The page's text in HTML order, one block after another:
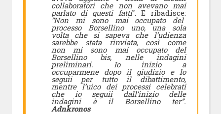
collaboratori che non avevano mai
parlato di questi fatti“. E ribadisce:
“Non mi sono mai occupato del
processo Borsellino uno, una sola
volta che si sapeva che l’udienza
sarebbe stata rinviata, così come
non mi sono mai occupato del
Borsellino bis, nelle indagini
preliminari. Io inizio a
occuparmene dopo il giudizio e lo
seguii per tutto il dibattimento,
mentre l’uico dei processi celebrati
che io seguii dall’inizio delle
indagini è il Borsellino ter”.
Adnkronos